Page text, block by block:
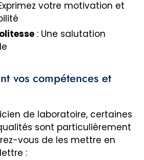
votre motivation et
: Une salutation
vos compétences et
de laboratoire, certaines
sont particulièrement
vous de les mettre en
: